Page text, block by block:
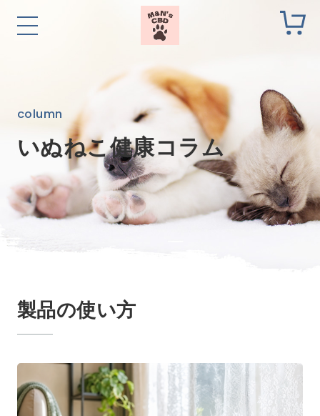
column
いぬねこ健康コラム
製品の使い方